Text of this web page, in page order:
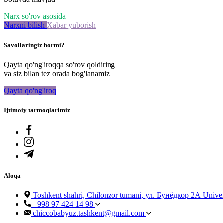
Narx so'rov asosida
Narxni bilish Xabar yuborish
Savollaringiz bormi?
Qayta qo'ng'iroqqa so'rov qoldiring
va siz bilan tez orada bog'lanamiz
Qayta qo'ng'iroq
Ijtimoiy tarmoqlarimiz
Aloqa
Toshkent shahri, Chilonzor tumani, ул. Бунёдкор 2А
+998 97 424 14 98
chiccobabyuz.tashkent@gmail.com